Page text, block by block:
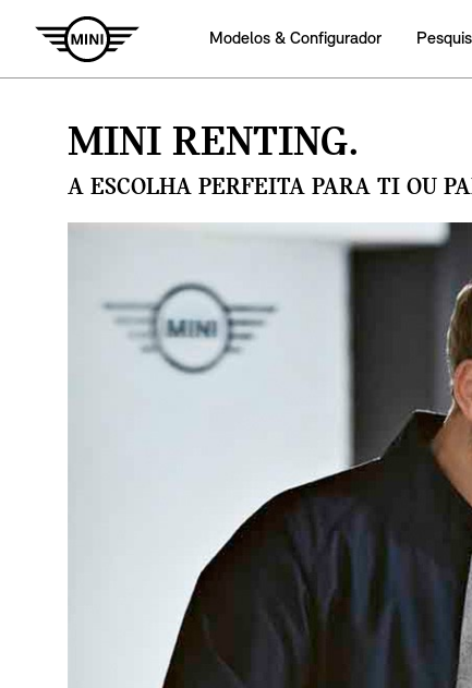
Modelos & Configurador
MINI RENTING.
A ESCOLHA PERFEITA PARA TI OU